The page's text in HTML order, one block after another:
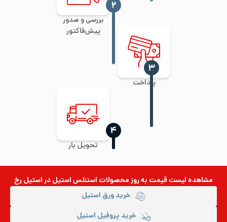
بررسی و صدور
پیش‌فاکتور
‍۲
پرداخت
‍۳
تحویل بار
‍۴
مشاهده لیست قیمت به روزمحصولات استنلس استیلدر استیل رخ
خرید ورق استیل
خرید پروفیل استیل